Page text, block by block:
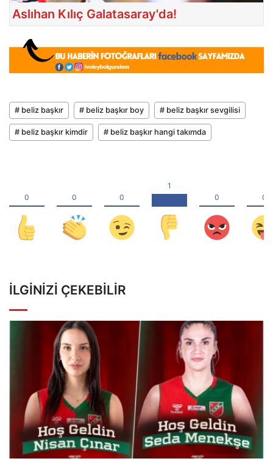
Aslıhan Kılıç Galatasaray'da!
# beliz başkır # beliz başkır boy # beliz başkır sevgilisi
# beliz başkır kimdir # beliz başkır hangi takımda
İLGINIZI ÇEKEBILIR